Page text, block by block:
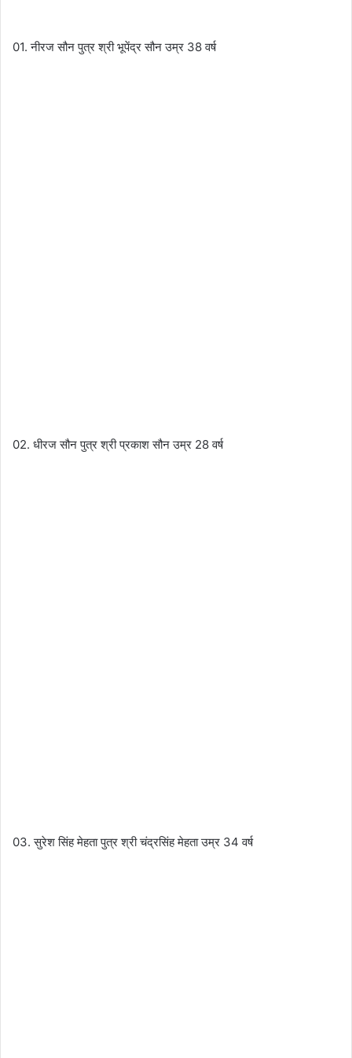
01. नीरज सौन पुत्र श्री भूपेंद्र सौन उम्र 38 वर्ष
02. धीरज सौन पुत्र श्री प्रकाश सौन उम्र 28 वर्ष
03. सुरेश सिंह मेहता पुत्र श्री चंद्रसिंह मेहता उम्र 34 वर्ष